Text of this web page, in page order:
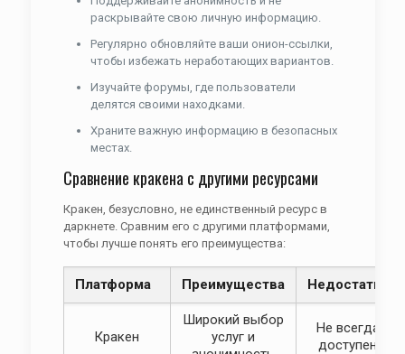
раскрывайте свою личную информацию.
Регулярно обновляйте ваши онион-ссылки,
чтобы избежать неработающих вариантов.
Изучайте форумы, где пользователи
делятся своими находками.
Храните важную информацию в безопасных
местах.
Сравнение кракена с другими ресурсами
Кракен, безусловно, не единственный ресурс в
даркнете. Сравним его с другими платформами,
чтобы лучше понять его преимущества:
Платформа Преимущества Недостатки
Кракен
Широкий выбор
услуг и
Не всегда
доступен